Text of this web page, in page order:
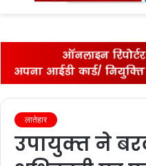
लातेहार
उपायुक्‍त ने